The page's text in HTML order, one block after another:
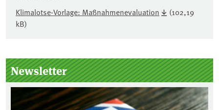
Klimalotse-Vorlage: Maßnahmenevaluation
(102,19
kB)
Seitenleiste
Newsletter